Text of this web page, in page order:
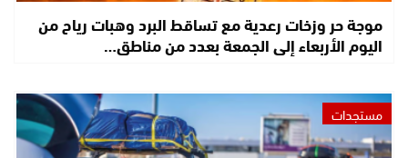
موجة حر وزخات رعدية مع تساقط البرد وهبات رياح من
اليوم الأربعاء إلى الجمعة بعدد من مناطق…
مستجدات